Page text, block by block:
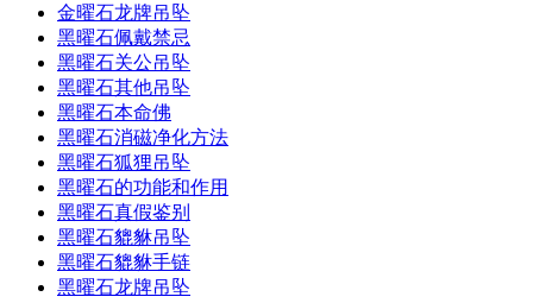
金曜石龙牌吊坠
黑曜石佩戴禁忌
黑曜石关公吊坠
黑曜石其他吊坠
黑曜石本命佛
黑曜石消磁净化方法
黑曜石狐狸吊坠
黑曜石的功能和作用
黑曜石真假鉴别
黑曜石貔貅吊坠
黑曜石貔貅手链
黑曜石龙牌吊坠